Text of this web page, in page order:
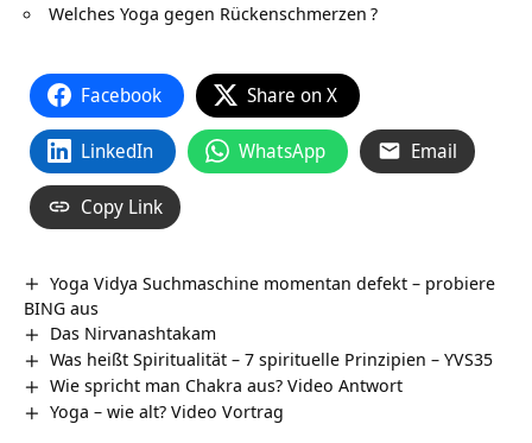
Welches Yoga gegen Rückenschmerzen ?
Facebook Share on X
LinkedIn WhatsApp Email
Copy Link
Yoga Vidya Suchmaschine momentan defekt – probiere
BING aus
Das Nirvanashtakam
Was heißt Spiritualität – 7 spirituelle Prinzipien – YVS35
Wie spricht man Chakra aus? Video Antwort
Yoga – wie alt? Video Vortrag